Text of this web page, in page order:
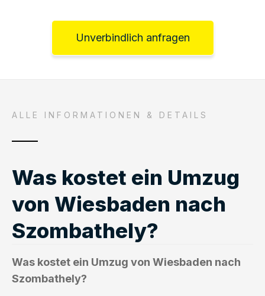
Unverbindlich anfragen
ALLE INFORMATIONEN & DETAILS
Was kostet ein Umzug
von Wiesbaden nach
Szombathely?
Was kostet ein Umzug von Wiesbaden nach
Szombathely?